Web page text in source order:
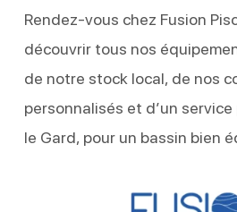
Rendez-vous chez Fusion
découvrir tous nos
de notre stock local, de nos
personnalisés et d’un
le Gard, pour un bassin bien